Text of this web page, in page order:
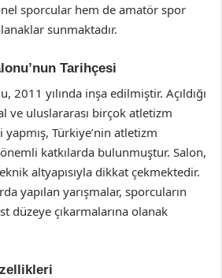
sporcular hem de amatör spor
sunmaktadır.
Tarihçesi
2011 yılında inşa edilmiştir. Açıldığı
ve uluslararası birçok atletizm
Türkiye’nin atletizm
katkılarda bulunmuştur. Salon,
altyapısıyla dikkat çekmektedir.
yapılan yarışmalar, sporcuların
düzeye çıkarmalarına olanak